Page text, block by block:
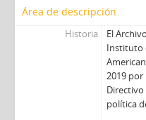
Área de descripción
Historia
El
Instituto
2019 por
Directivo
política